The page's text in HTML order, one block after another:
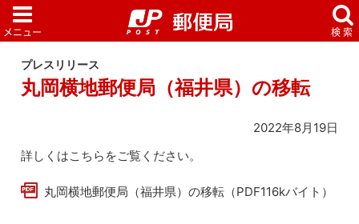
プレスリリース
丸岡横地郵便局（福井県）の移転
2022年8月19日
詳しくはこちらをご覧ください。
丸岡横地郵便局（福井県）の移転（PDF116kバイト）